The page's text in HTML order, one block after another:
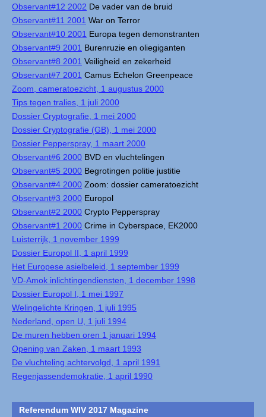
Observant#12 2002 De vader van de bruid
Observant#11 2001 War on Terror
Observant#10 2001 Europa tegen demonstranten
Observant#9 2001 Burenruzie en oliegiganten
Observant#8 2001 Veiligheid en zekerheid
Observant#7 2001 Camus Echelon Greenpeace
Zoom, cameratoezicht, 1 augustus 2000
Tips tegen tralies, 1 juli 2000
Dossier Cryptografie, 1 mei 2000
Dossier Cryptografie (GB), 1 mei 2000
Dossier Pepperspray, 1 maart 2000
Observant#6 2000 BVD en vluchtelingen
Observant#5 2000 Begrotingen politie justitie
Observant#4 2000 Zoom: dossier cameratoezicht
Observant#3 2000 Europol
Observant#2 2000 Crypto Pepperspray
Observant#1 2000 Crime in Cyberspace, EK2000
Luisterrijk, 1 november 1999
Dossier Europol II, 1 april 1999
Het Europese asielbeleid, 1 september 1999
VD-Amok inlichtingendiensten, 1 december 1998
Dossier Europol I, 1 mei 1997
Welingelichte Kringen, 1 juli 1995
Nederland, open U, 1 juli 1994
De muren hebben oren 1 januari 1994
Opening van Zaken, 1 maart 1993
De vluchteling achtervolgd, 1 april 1991
Regenjassendemokratie, 1 april 1990
Referendum WIV 2017 Magazine